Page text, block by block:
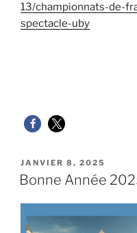
13/championnats-de-
spectacle-uby
PUBLIÉ
LE
JANVIER 8, 2025
Bonne Année